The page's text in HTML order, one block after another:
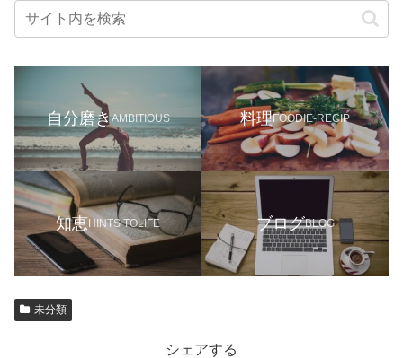
自分磨きAMBITIOUS 料理FOODIE-RECIP
知恵HINTS TOLIFE ブログBLOG
未分類
シェアする